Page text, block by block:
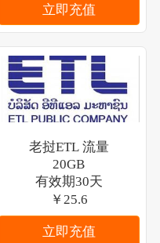
立即充值
老挝ETL 流量
20GB
有效期30天
￥25.6
立即充值